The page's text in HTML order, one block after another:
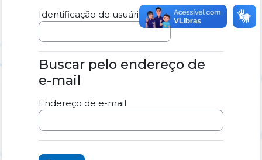
Identificação de usuário
Buscar pelo endereço de e-mail
Buscar pelo endereço de
e-mail
Endereço de e-mail